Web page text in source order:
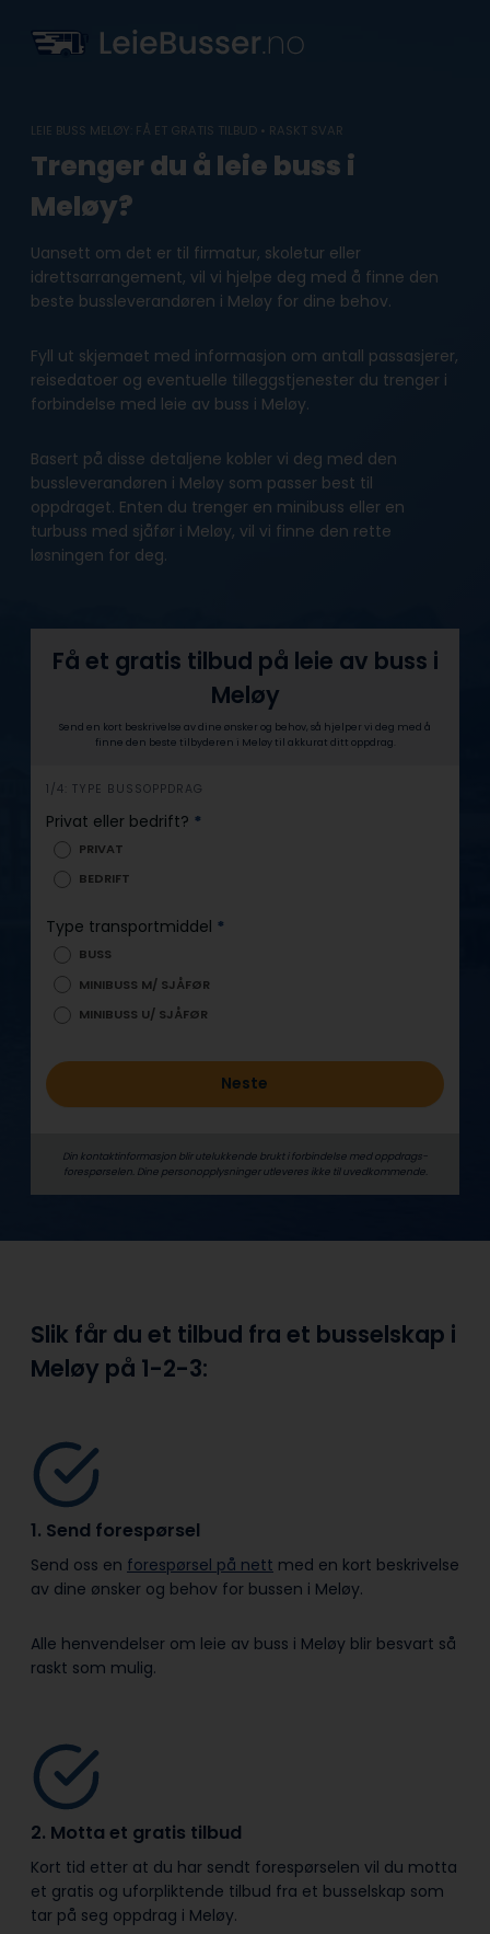
content
LEIE BUSS MELØY: FÅ ET GRATIS TILBUD • RASKT SVAR
Trenger du å leie buss i
Meløy?
Uansett om det er til firmatur, skoletur eller
idrettsarrangement, vil vi hjelpe deg med å finne den
beste bussleverandøren i Meløy for dine behov.
Fyll ut skjemaet med informasjon om antall passasjerer,
reisedatoer og eventuelle tilleggstjenester du trenger i
forbindelse med leie av buss i Meløy.
Basert på disse detaljene kobler vi deg med den
bussleverandøren i Meløy som passer best til
oppdraget. Enten du trenger en minibuss eller en
turbuss med sjåfør i Meløy, vil vi finne den rette
løsningen for deg.
Få et gratis tilbud på leie av buss i
Meløy
Send en kort beskrivelse av dine ønsker og behov, så hjelper vi deg med å
finne den beste tilbyderen i Meløy til akkurat ditt oppdrag.
h
e
1/4: TYPE BUSSOPPDRAG
Privat eller bedrift? *
PRIVAT
BEDRIFT
Type transportmiddel *
BUSS
MINIBUSS M/ SJÅFØR
MINIBUSS U/ SJÅFØR
Neste
Din kontaktinformasjon blir utelukkende brukt i forbindelse med oppdrags­
forespørselen. Dine person­­opplysninger utleveres ikke til uvedkommende.
Slik får du et tilbud fra et busselskap i
Meløy på 1-2-3:
1. Send forespørsel
Send oss en forespørsel på nett med en kort beskrivelse
av dine ønsker og behov for bussen i Meløy.
Alle henvendelser om leie av buss i Meløy blir besvart så
raskt som mulig.
2. Motta et gratis tilbud
Kort tid etter at du har sendt forespørselen vil du motta
et gratis og uforpliktende tilbud fra et busselskap som
tar på seg oppdrag i Meløy.